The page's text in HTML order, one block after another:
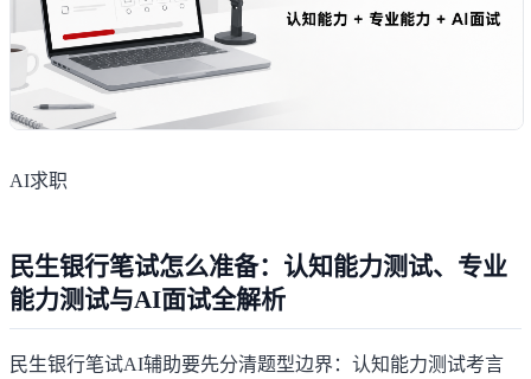
AI求职
民生银行笔试怎么准备：认知能力测试、专业
能力测试与AI面试全解析
民生银行笔试AI辅助要先分清题型边界：认知能力测试考言